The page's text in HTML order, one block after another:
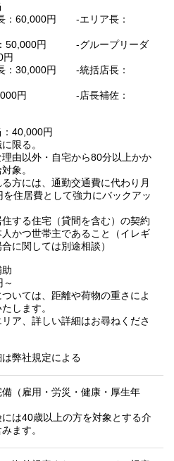
：60,000円 ‐エリア長：
：50,000円 ‐グループリーダ
円
：30,000円 ‐統括店長：
円 ‐店長補佐：
：40,000円
限る。
由以外・自宅から80分以上かか
象。
方には、通勤交通費に代わり月
住居費として強力にバックアッ
する住宅（貸間を含む）の契約
かつ世帯主であること（イレギ
に関しては別途相談）
助
いては、距離や荷物の重さによ
します。
ア、詳しい詳細はお尋ねくださ
弊社規定による
（雇用・労災・健康・厚生年
は40歳以上の方を対象とする介
ます。